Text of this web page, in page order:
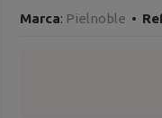
Marca: Pielnoble •